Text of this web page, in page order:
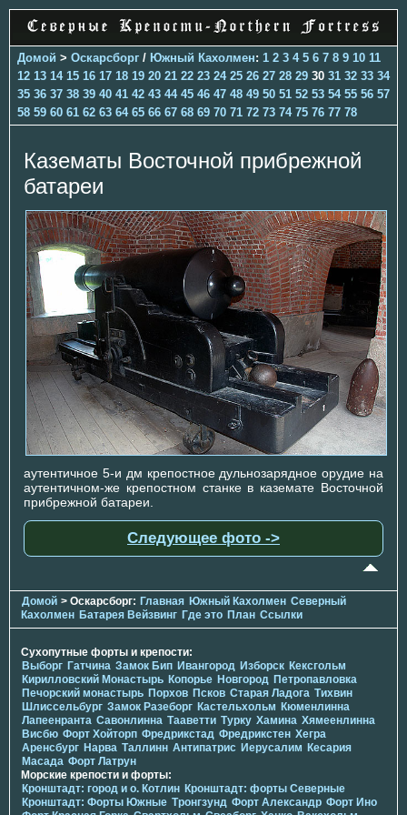
Домой > Оскарсборг / Южный Кахолмен: 1 2 3 4 5 6 7 8 9 10 11
12 13 14 15 16 17 18 19 20 21 22 23 24 25 26 27 28 29 30 31 32 33 34
35 36 37 38 39 40 41 42 43 44 45 46 47 48 49 50 51 52 53 54 55 56 57
58 59 60 61 62 63 64 65 66 67 68 69 70 71 72 73 74 75 76 77 78
Казематы Восточной прибрежной
батареи
аутентичное 5-и дм крепостное дульнозарядное орудие на
аутентичном-же крепостном станке в каземате Восточной
прибрежной батареи.
Следующее фото ->
Домой > Оскарсборг: Главная Южный Кахолмен Северный
Кахолмен Батарея Вейзвинг Где это План Ссылки
Сухопутные форты и крепости:
Выборг Гатчина Замок Бип Ивангород Изборск Кексгольм
Кирилловский Монастырь Копорье Новгород Петропавловка
Печорcкий монастырь Порхов Псков Старая Ладога Тихвин
Шлиссельбург Замок Разеборг Кастельхольм Кюменлинна
Лапеенранта Савонлинна Тааветти Турку Хамина Хямеенлинна
Висбю Форт Хойторп Фредрикстад Фредрикстен Хегра
Аренсбург Нарва Таллинн Антипатрис Иерусалим Кесария
Масада Форт Латрун
Морские крепости и форты:
Кронштадт: город и о. Котлин Кронштадт: форты Северные
Кронштадт: Форты Южные Тронгзунд Форт Александр Форт Ино